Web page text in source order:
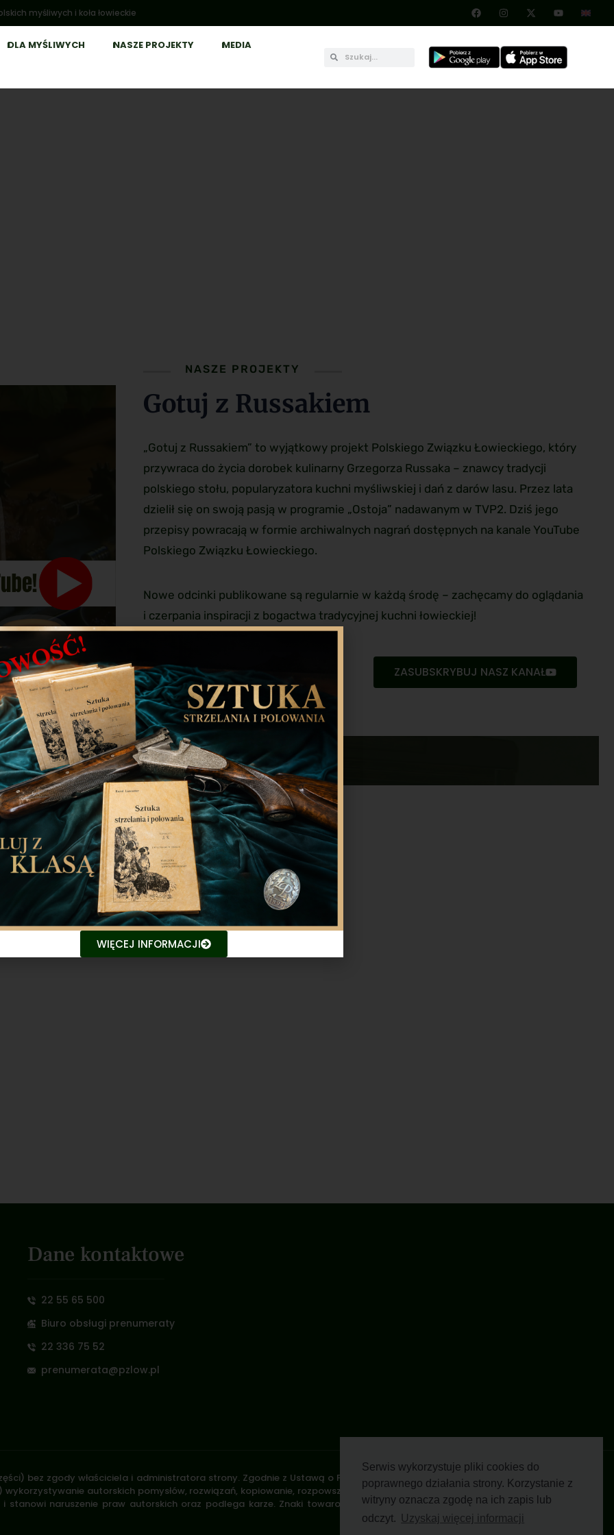
Serwis wykorzystuje pliki cookies do
poprawnego działania strony. Korzystanie z
witryny oznacza zgodę na ich zapis lub
odczyt.
Uzyskaj więcej informacji
myśliwych i koła łowieckie
DLA MYŚLIWYCH NASZE PROJEKTY
MEDIA
NASZE PROJEKTY
Gotuj z Russakiem
„Gotuj z Russakiem” to wyjątkowy projekt Polskiego Związku Łowieckiego, który
przywraca do życia dorobek kulinarny Grzegorza Russaka – znawcy tradycji
polskiego stołu, popularyzatora kuchni myśliwskiej i dań z darów lasu. Przez lata
dzielił się on swoją pasją w programie „Ostoja” nadawanym w TVP2. Dziś jego
przepisy powracają w formie archiwalnych nagrań dostępnych na kanale YouTube
Polskiego Związku Łowieckiego.
Nowe odcinki publikowane są regularnie w każdą środę – zachęcamy do oglądania
i czerpania inspiracji z bogactwa tradycyjnej kuchni łowieckiej!
ZASUBSKRYBUJ NASZ KANAŁ
Sezony
Sezon 2
Dane kontaktowe
22 55 65 500
Biuro obsługi prenumeraty
22 336 75 52
prenumerata@pzlow.pl
bez zgody właściciela i administratora strony. Zgodnie z Ustawą o Prawie Autorskim i Prawach Pokrewnych z dnia 4 lutego
wykorzystywanie autorskich pomysłów, rozwiązań, kopiowanie, rozpowszechnianie zdjęć, fragmentów grafiki, tekstów opisów w
naruszenie praw autorskich oraz podlega karze. Znaki towarowe i graficzne są własnością odpowiednich firm i/lub
WIĘCEJ INFORMACJI